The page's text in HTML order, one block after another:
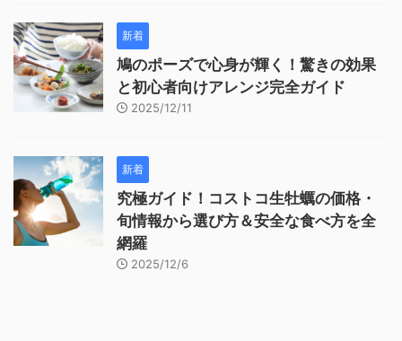
新着
鳩のポーズで心身が輝く！驚きの効果
と初心者向けアレンジ完全ガイド
2025/12/11
新着
究極ガイド！コストコ生牡蠣の価格・
旬情報から選び方＆安全な食べ方を全
網羅
2025/12/6